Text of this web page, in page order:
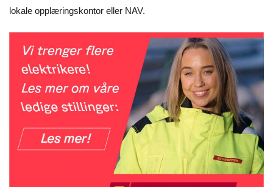
lokale opplæringskontor eller NAV.